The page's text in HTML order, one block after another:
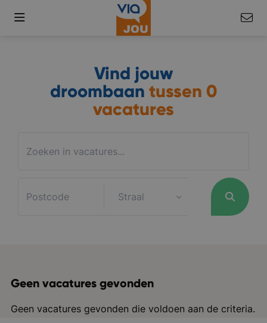
Vind jouw
droombaan tussen 0
vacatures
Geen vacatures gevonden
Geen vacatures gevonden die voldoen aan de criteria.